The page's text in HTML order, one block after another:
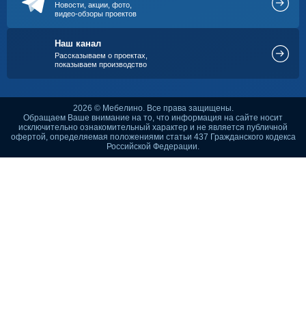
Новости, акции, фото,
видео-обзоры проектов
Наш канал
Рассказываем о проектах,
показываем производство
2026 © Мебелино. Все права защищены.
Обращаем Ваше внимание на то, что информация на сайте носит
исключительно ознакомительный характер и не является публичной
офертой, определяемая положениями статьи 437 Гражданского кодекса
Российской Федерации.